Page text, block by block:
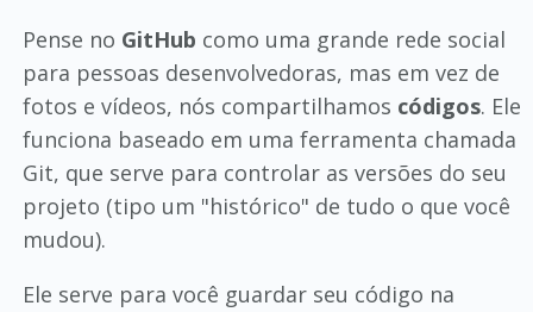
Pense no GitHub como uma grande rede social
para pessoas desenvolvedoras, mas em vez de
fotos e vídeos, nós compartilhamos códigos. Ele
funciona baseado em uma ferramenta chamada
Git, que serve para controlar as versões do seu
projeto (tipo um "histórico" de tudo o que você
mudou).
Ele serve para você guardar seu código na